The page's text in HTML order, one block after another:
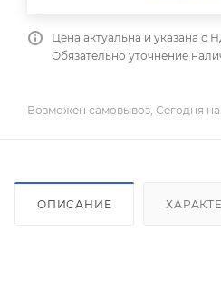
Цена актуальна и указана с
Обязательно уточнение
Возможен самовывоз, Сегодня на
ОПИСАНИЕ